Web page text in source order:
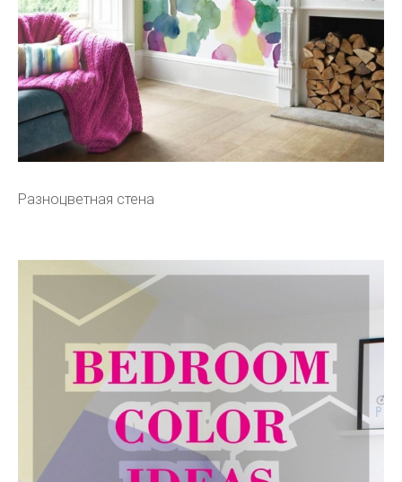
Разноцветная стена